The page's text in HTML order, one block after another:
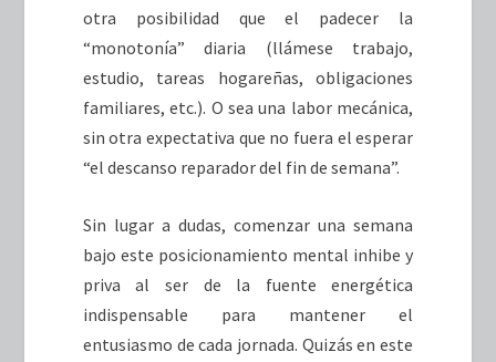
otra posibilidad que el padecer la
“monotonía” diaria (llámese trabajo,
estudio, tareas hogareñas, obligaciones
familiares, etc.). O sea una labor mecánica,
sin otra expectativa que no fuera el esperar
“el descanso reparador del fin de semana”.
Sin lugar a dudas, comenzar una semana
bajo este posicionamiento mental inhibe y
priva al ser de la fuente energética
indispensable para mantener el
entusiasmo de cada jornada. Quizás en este